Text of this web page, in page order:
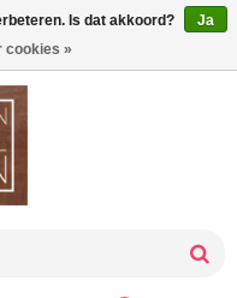
Is dat akkoord?
Ja
cookies »